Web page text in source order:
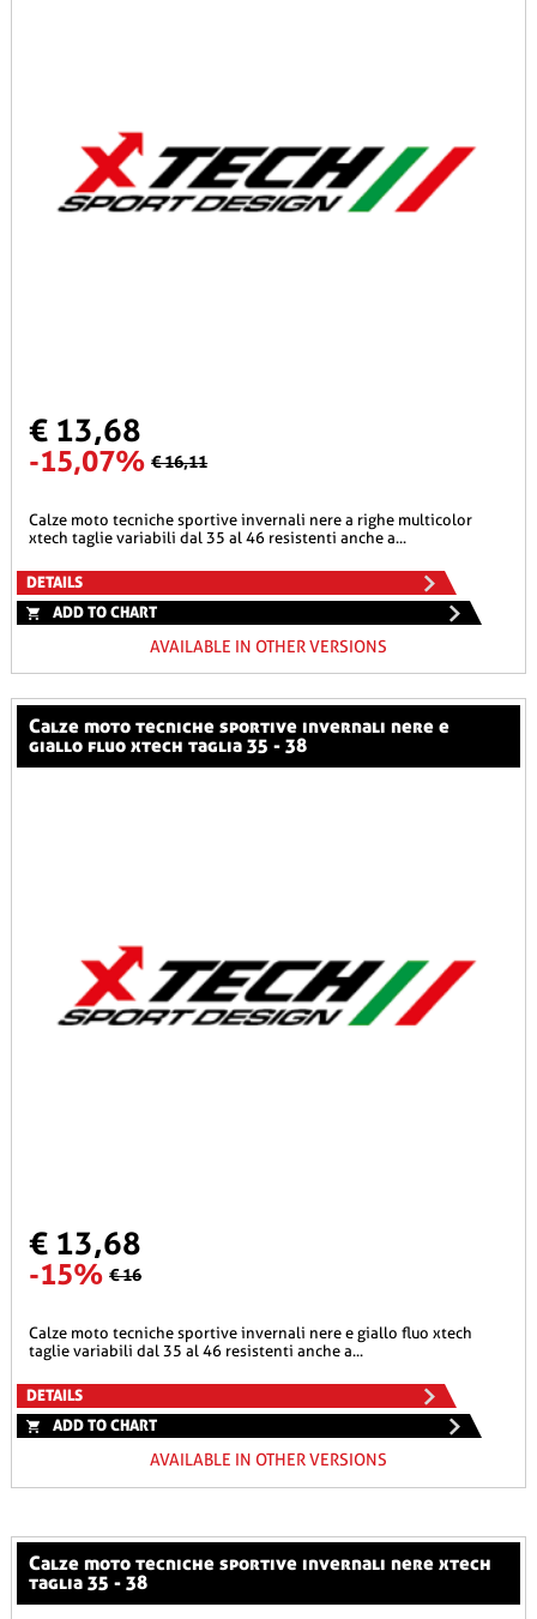
€ 13,68
-15,07% € 16,11
calze moto tecniche sportive invernali nere a righe multicolor
xtech taglie variabili dal 35 al 46 resistenti anche a...
DETAILS
ADD TO CHART
AVAILABLE IN OTHER VERSIONS
calze moto tecniche sportive invernali nere e
giallo fluo xtech taglia 35 - 38
€ 13,68
-15% € 16
calze moto tecniche sportive invernali nere e giallo fluo xtech
taglie variabili dal 35 al 46 resistenti anche a...
DETAILS
ADD TO CHART
AVAILABLE IN OTHER VERSIONS
calze moto tecniche sportive invernali nere xtech
taglia 35 - 38